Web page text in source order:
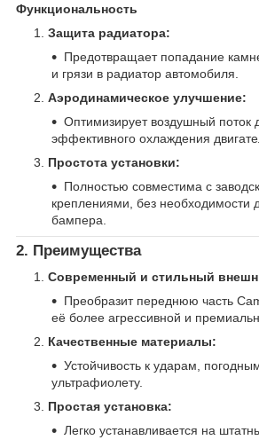
Функциональность
Защита радиатора:
Предотвращает попадание
и грязи в радиатор автомобиля.
Аэродинамическое улучшение:
Оптимизирует воздушный поток
эффективного охлаждения
Простота установки:
Полностью совместима с
креплениями, без необходимости
бампера.
2. Преимущества
Современный и стильный
Преобразит переднюю часть
её более агрессивной и
Качественные материалы:
Устойчивость к ударам,
ультрафиолету.
Простая установка:
Легко устанавливается на